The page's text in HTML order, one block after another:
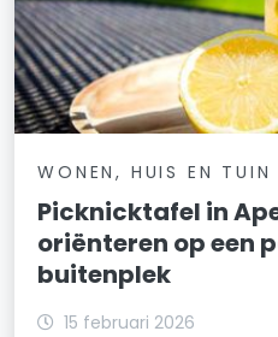
WONEN, HUIS EN TUIN
Picknicktafel in
oriënteren op een
buitenplek
15 februari 2026